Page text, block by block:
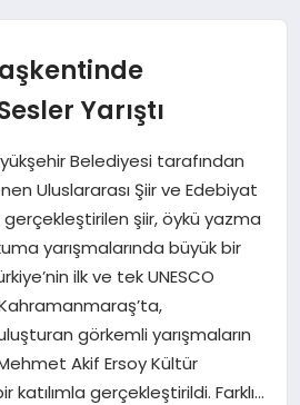
Yarıştı
Belediyesi tarafından
Uluslararası Şiir ve Edebiyat
şiir, öykü yazma
yarışmalarında büyük bir
ilk ve tek UNESCO
görkemli yarışmaların
Akif Ersoy Kültür
katılımla gerçekleştirildi. Farklı…